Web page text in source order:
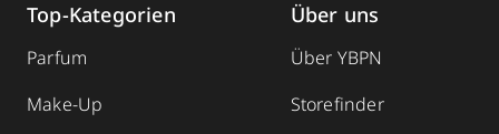
Top-Kategorien
Parfum
Make-Up
Über uns
Über YBPN
Storefinder